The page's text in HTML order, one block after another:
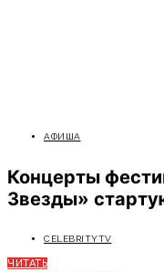
АФИША
Концерты
Звезды»
CELEBRITYTV
ЧИТАТЬ